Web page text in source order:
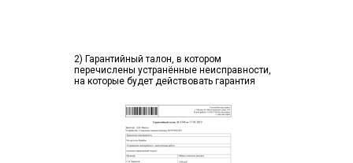
2) Гарантийный талон, в котором
перечислены устранённые неисправности,
на которые будет действовать гарантия